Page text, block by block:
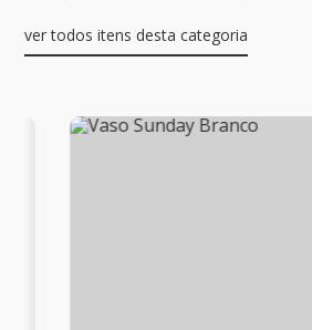
ver todos itens desta categoria